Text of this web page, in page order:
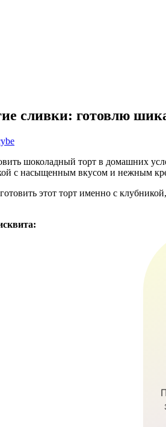
сливки: готовлю
шоколадный торт в домашних
с насыщенным вкусом и нежным
этот торт именно с